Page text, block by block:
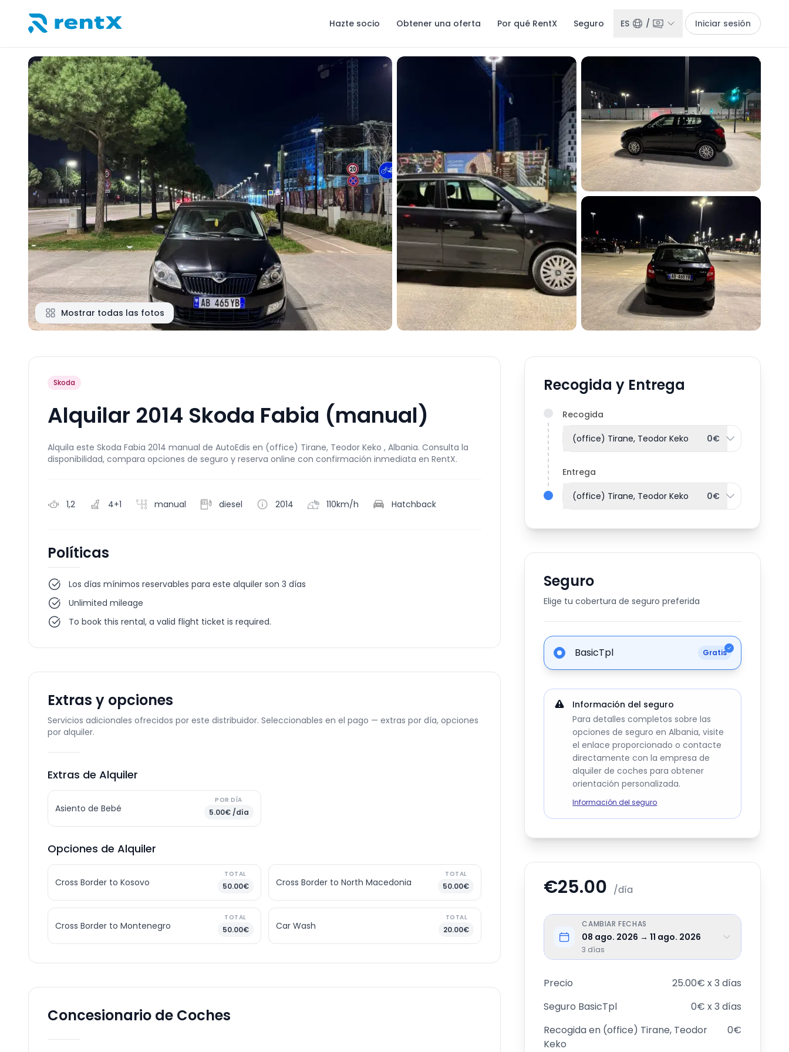
Hazte socio Obtener una oferta Por qué RentX Seguro ES / Iniciar sesión
Mostrar todas las fotos
Skoda
Alquilar 2014 Skoda Fabia (manual)
Alquila este Skoda Fabia 2014 manual de AutoEdis en (office) Tirane, Teodor Keko , Albania. Consulta la
disponibilidad, compara opciones de seguro y reserva online con confirmación inmediata en RentX.
1,2 4+1 manual diesel 2014 110km/h Hatchback
Políticas
Los días mínimos reservables para este alquiler son 3 días
Unlimited mileage
To book this rental, a valid flight ticket is required.
Extras y opciones
Servicios adicionales ofrecidos por este distribuidor. Seleccionables en el pago — extras por día, opciones
por alquiler.
Extras de Alquiler
Asiento de Bebé
POR DÍA
5.00€ /día
Opciones de Alquiler
Cross Border to Kosovo
TOTAL
50.00€ Cross Border to North Macedonia
TOTAL
50.00€
Cross Border to Montenegro
TOTAL
50.00€ Car Wash
TOTAL
20.00€
Recogida y Entrega
Recogida
(office) Tirane, Teodor Keko 0€
Entrega
(office) Tirane, Teodor Keko 0€
Seguro
Elige tu cobertura de seguro preferida
BasicTpl Gratis
Información del seguro
Para detalles completos sobre las
opciones de seguro en Albania, visite
el enlace proporcionado o contacte
directamente con la empresa de
alquiler de coches para obtener
orientación personalizada.
Información del seguro
€25.00 /día
CAMBIAR FECHAS
08 ago. 2026 → 11 ago. 2026
3 días
Precio
25.00€ x 3 días
Seguro BasicTpl
0€ x 3 días
Recogida en (office) Tirane, Teodor
Keko
0€
Concesionario de Coches